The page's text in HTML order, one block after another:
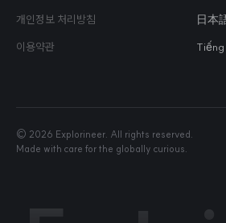
개인정보 처리방침
이용약관
日本
© 2026 Explorineer. All rights reserved.
Made with care for the globally curious.